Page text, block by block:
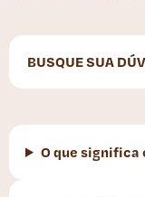
O que significa